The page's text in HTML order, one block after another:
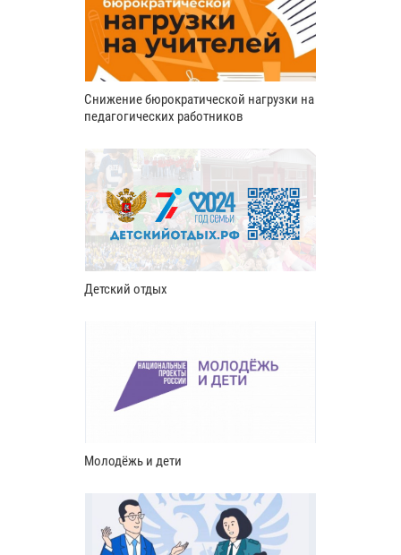
Снижение бюрократической нагрузки на
педагогических работников
Детский отдых
Молодёжь и дети